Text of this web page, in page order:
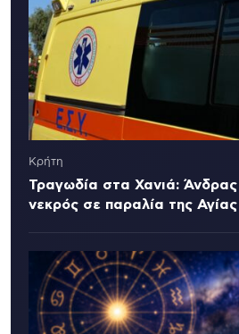
Κρήτη
Τραγωδία στα Χανιά: Άνδρας
νεκρός σε παραλία της